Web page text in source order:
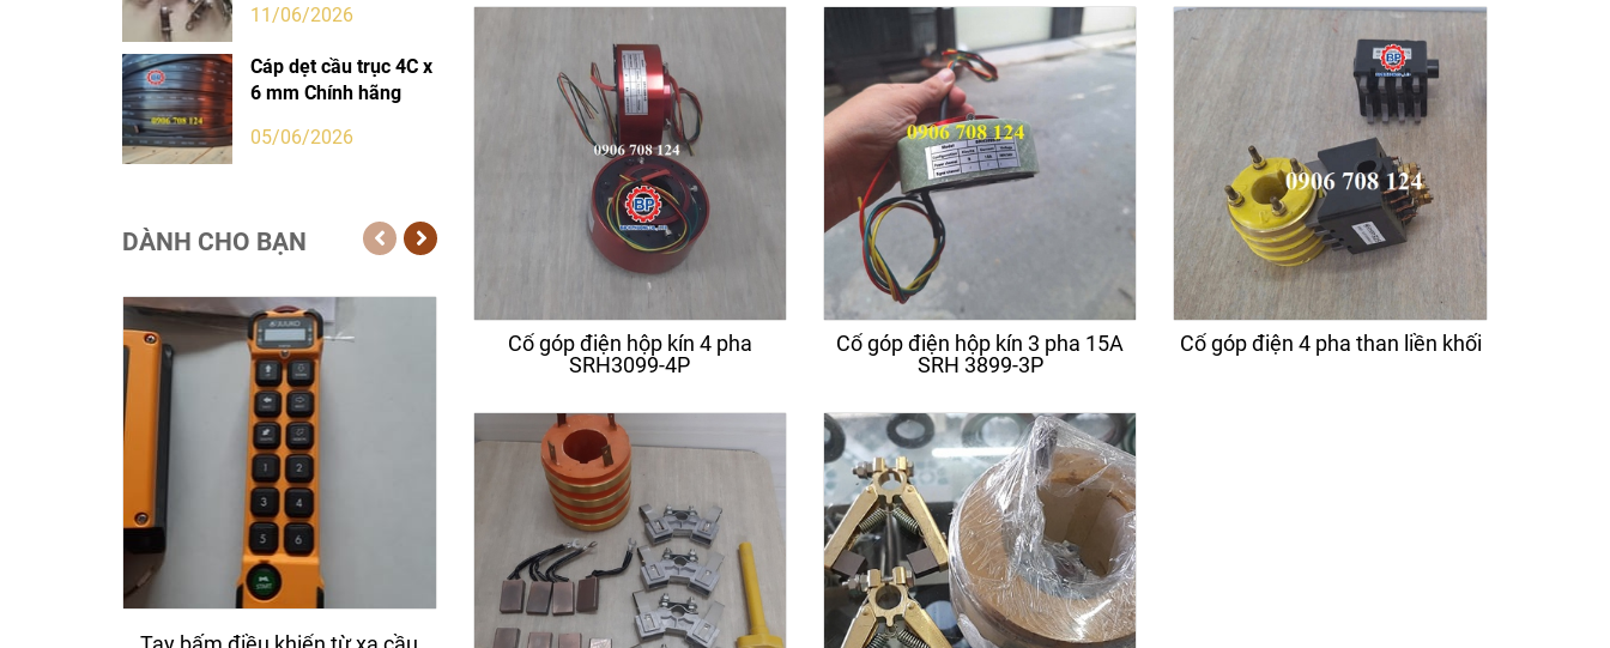
Cổ góp điện hộp kín 4 pha
SRH3099-4P
Cổ góp điện hộp kín 3 pha 15A
SRH 3899-3P
Cổ góp điện 4 pha than liền khối
11/06/2026
Cáp dẹt cầu trục 4C x
6 mm Chính hãng
05/06/2026
DÀNH CHO BẠN